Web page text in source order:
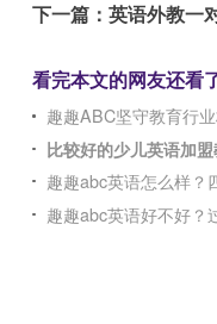
下一篇：英语外教一
看完本文的网友还看
趣趣ABC坚守教育行
比较好的少儿英语加
趣趣abc英语怎么样？
趣趣abc英语好不好？